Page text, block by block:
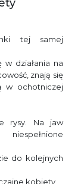
tej samej
w działania na
znają się
w ochotniczej
rysy. Na jaw
do kolejnych
kobiety.